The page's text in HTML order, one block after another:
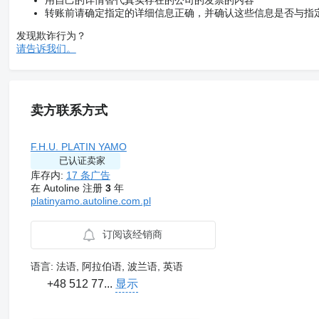
转账前请确定指定的详细信息正确，并确认这些信息是否与指
发现欺诈行为？
请告诉我们。
卖方联系方式
F.H.U. PLATIN YAMO
已认证卖家
库存内: 17 条广告
在 Autoline 注册 3年
platinyamo.autoline.com.pl
订阅该经销商
语言: 法语, 阿拉伯语, 波兰语, 英语
+48 512 77... 显示